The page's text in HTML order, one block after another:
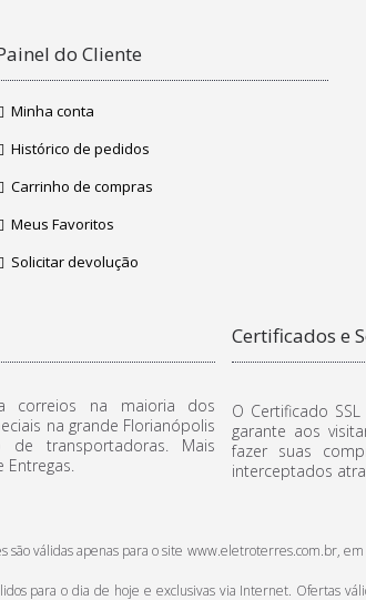
do Cliente
Minha conta
Histórico de pedidos
Carrinho de compras
Meus Favoritos
Solicitar devolução
correios na maioria dos
na grande Florianópolis
transportadoras. Mais
Entregas.
Certificados e
O Certificado
garante aos
fazer suas
interceptados
válidas apenas para o site www.eletroterres.com.br,
para o dia de hoje e exclusivas via Internet. Ofertas